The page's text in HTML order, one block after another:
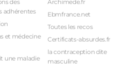
des
adhérentes
et médecine
une maladie
Archimede.fr
Ebmfrance.net
Toutes les recos
Certificats-absurdes.fr
la contraception dite
masculine